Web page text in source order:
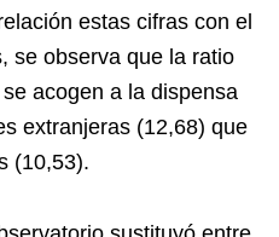
estas cifras con el
se observa que la ratio
acogen a la dispensa
extranjeras (12,68) que
(10,53).